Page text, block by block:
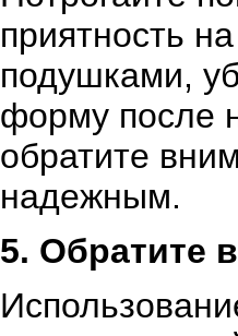
приятность
подушками,
форму после
обратите
надежным.
5. Обратите